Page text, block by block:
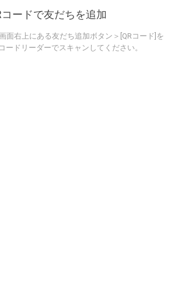
コードで友だちを追加
面右上にある友だち追加ボタン＞[QRコード]を
ードリーダーでスキャンしてください。